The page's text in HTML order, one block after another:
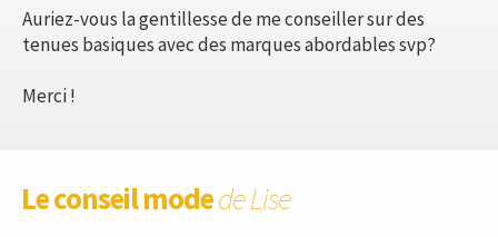
Auriez-vous la gentillesse de me conseiller sur des
tenues basiques avec des marques abordables svp?
Merci !
Le conseil modede Lise